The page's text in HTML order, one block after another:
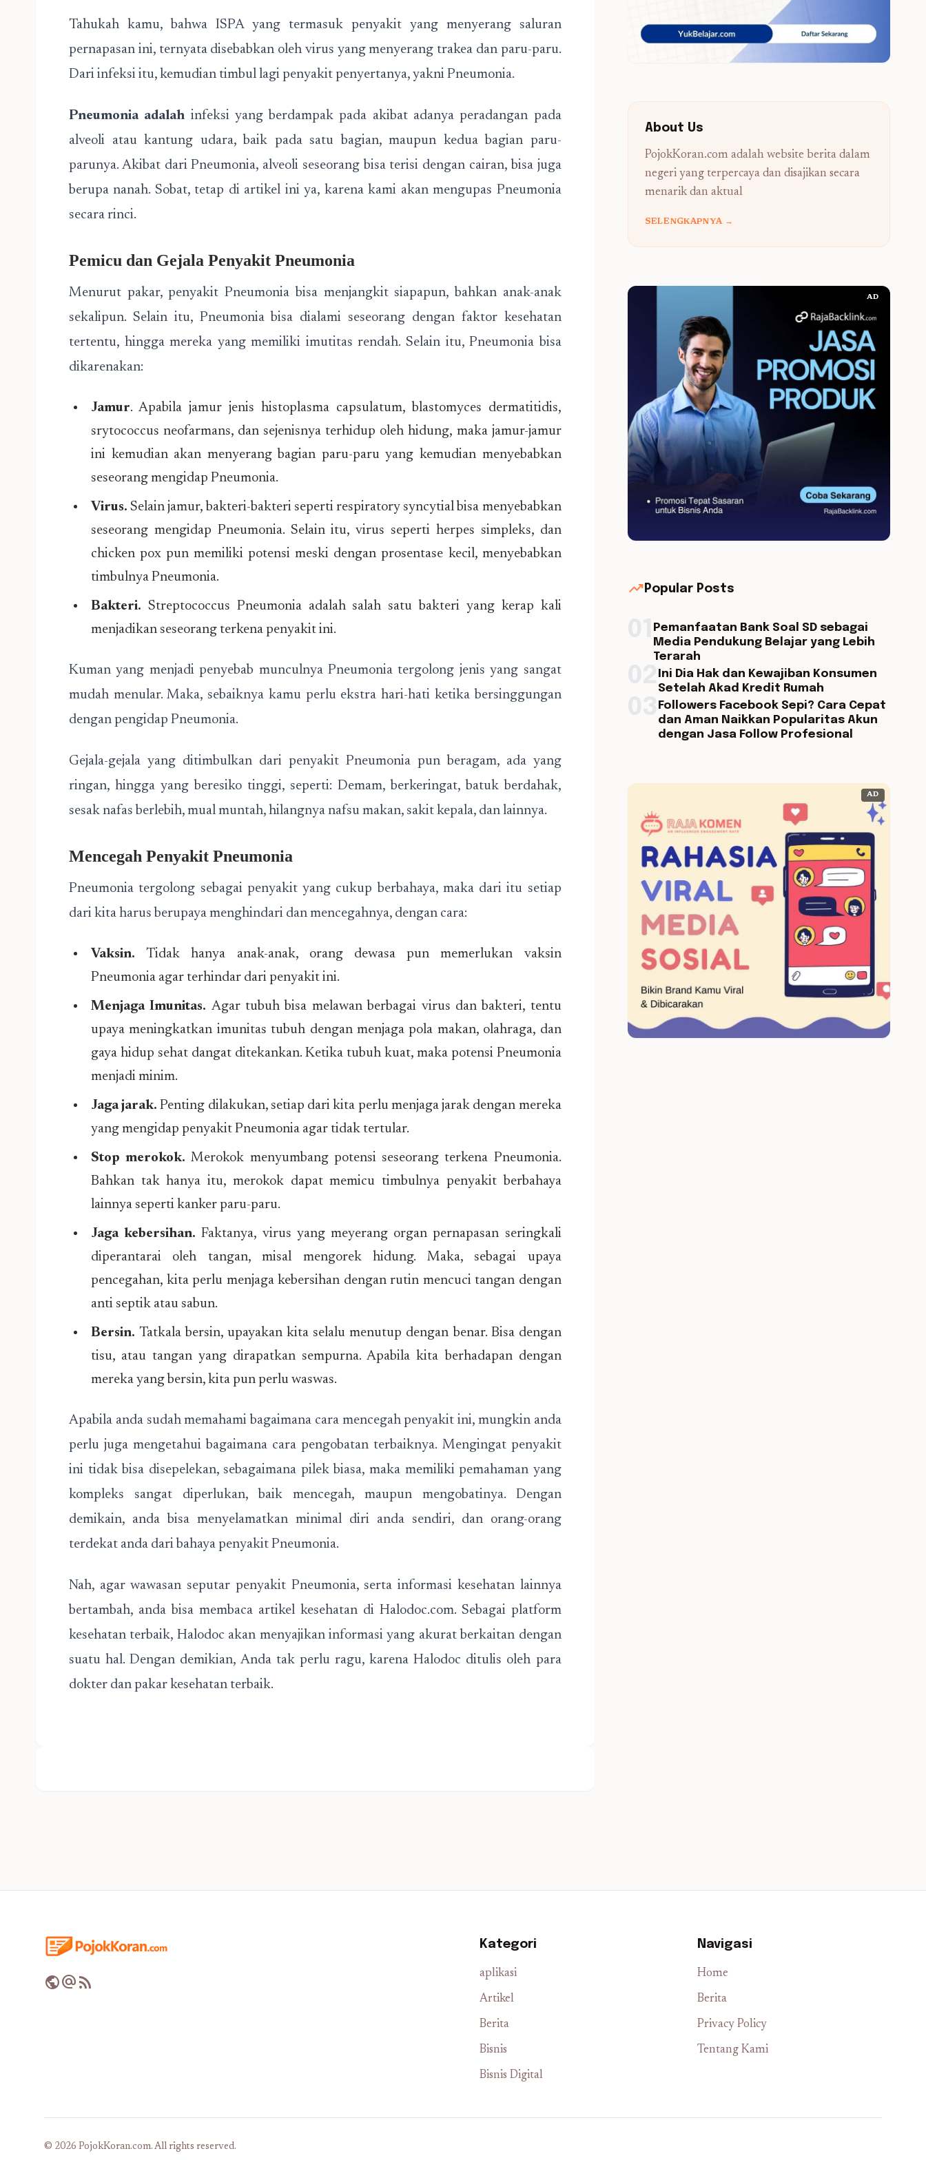
Tahukah kamu, bahwa ISPA yang termasuk penyakit yang menyerang saluran
pernapasan ini, ternyata disebabkan oleh virus yang menyerang trakea dan paru-paru.
Dari infeksi itu, kemudian timbul lagi penyakit penyertanya, yakni Pneumonia.
Pneumonia adalah infeksi yang berdampak pada akibat adanya peradangan pada
alveoli atau kantung udara, baik pada satu bagian, maupun kedua bagian paru-
parunya. Akibat dari Pneumonia, alveoli seseorang bisa terisi dengan cairan, bisa juga
berupa nanah. Sobat, tetap di artikel ini ya, karena kami akan mengupas Pneumonia
secara rinci.
Pemicu dan Gejala Penyakit Pneumonia
Menurut pakar, penyakit Pneumonia bisa menjangkit siapapun, bahkan anak-anak
sekalipun. Selain itu, Pneumonia bisa dialami seseorang dengan faktor kesehatan
tertentu, hingga mereka yang memiliki imutitas rendah. Selain itu, Pneumonia bisa
dikarenakan:
Jamur. Apabila jamur jenis histoplasma capsulatum, blastomyces dermatitidis,
srytococcus neofarmans, dan sejenisnya terhidup oleh hidung, maka jamur-jamur
ini kemudian akan menyerang bagian paru-paru yang kemudian menyebabkan
seseorang mengidap Pneumonia.
Virus.Selain jamur, bakteri-bakteri seperti respiratory syncytial bisa menyebabkan
seseorang mengidap Pneumonia. Selain itu, virus seperti herpes simpleks, dan
chicken pox pun memiliki potensi meski dengan prosentase kecil, menyebabkan
timbulnya Pneumonia.
Bakteri. Streptococcus Pneumonia adalah salah satu bakteri yang kerap kali
menjadikan seseorang terkena penyakit ini.
Kuman yang menjadi penyebab munculnya Pneumonia tergolong jenis yang sangat
mudah menular. Maka, sebaiknya kamu perlu ekstra hari-hati ketika bersinggungan
dengan pengidap Pneumonia.
Gejala-gejala yang ditimbulkan dari penyakit Pneumonia pun beragam, ada yang
ringan, hingga yang beresiko tinggi, seperti: Demam, berkeringat, batuk berdahak,
sesak nafas berlebih, mual muntah, hilangnya nafsu makan, sakit kepala, dan lainnya.
Mencegah Penyakit Pneumonia
Pneumonia tergolong sebagai penyakit yang cukup berbahaya, maka dari itu setiap
dari kita harus berupaya menghindari dan mencegahnya, dengan cara:
Vaksin.Tidak hanya anak-anak, orang dewasa pun memerlukan vaksin
Pneumonia agar terhindar dari penyakit ini.
Menjaga Imunitas. Agar tubuh bisa melawan berbagai virus dan bakteri, tentu
upaya meningkatkan imunitas tubuh dengan menjaga pola makan, olahraga, dan
gaya hidup sehat dangat ditekankan. Ketika tubuh kuat, maka potensi Pneumonia
menjadi minim.
Jaga jarak.Penting dilakukan, setiap dari kita perlu menjaga jarak dengan mereka
yang mengidap penyakit Pneumonia agar tidak tertular.
Stop merokok.Merokok menyumbang potensi seseorang terkena Pneumonia.
Bahkan tak hanya itu, merokok dapat memicu timbulnya penyakit berbahaya
lainnya seperti kanker paru-paru.
Jaga kebersihan.Faktanya, virus yang meyerang organ pernapasan seringkali
diperantarai oleh tangan, misal mengorek hidung. Maka, sebagai upaya
pencegahan, kita perlu menjaga kebersihan dengan rutin mencuci tangan dengan
anti septik atau sabun.
Bersin.Tatkala bersin, upayakan kita selalu menutup dengan benar. Bisa dengan
tisu, atau tangan yang dirapatkan sempurna. Apabila kita berhadapan dengan
mereka yang bersin, kita pun perlu waswas.
Apabila anda sudah memahami bagaimana cara mencegah penyakit ini, mungkin anda
perlu juga mengetahui bagaimana cara pengobatan terbaiknya. Mengingat penyakit
ini tidak bisa disepelekan, sebagaimana pilek biasa, maka memiliki pemahaman yang
kompleks sangat diperlukan, baik mencegah, maupun mengobatinya. Dengan
demikain, anda bisa menyelamatkan minimal diri anda sendiri, dan orang-orang
terdekat anda dari bahaya penyakit Pneumonia.
Nah, agar wawasan seputar penyakit Pneumonia, serta informasi kesehatan lainnya
bertambah, anda bisa membaca artikel kesehatan di Halodoc.com. Sebagai platform
kesehatan terbaik, Halodoc akan menyajikan informasi yang akurat berkaitan dengan
suatu hal. Dengan demikian, Anda tak perlu ragu, karena Halodoc ditulis oleh para
dokter dan pakar kesehatan terbaik.
About Us
PojokKoran.com adalah website berita dalam
negeri yang terpercaya dan disajikan secara
menarik dan aktual
SELENGKAPNYA →
AD
trending_up Popular Posts
Pemanfaatan Bank Soal SD sebagai
Media Pendukung Belajar yang Lebih
Terarah
Ini Dia Hak dan Kewajiban Konsumen
Setelah Akad Kredit Rumah
Followers Facebook Sepi? Cara Cepat
dan Aman Naikkan Popularitas Akun
dengan Jasa Follow Profesional
AD
publicalternate_emailrss_feed
Kategori
aplikasi
Artikel
Berita
Bisnis
Bisnis Digital
Navigasi
Home
Berita
Privacy Policy
Tentang Kami
© 2026 PojokKoran.com. All rights reserved.